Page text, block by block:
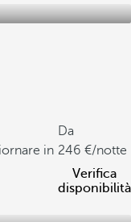
in
Da
246
/notte
Verifica
disponibilità